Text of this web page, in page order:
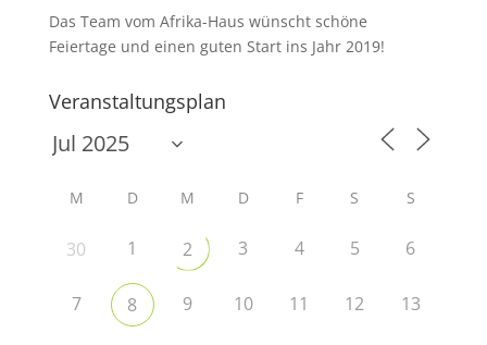
Das Team vom Afrika-Haus wünscht schöne
Feiertage und einen guten Start ins Jahr 2019!
Veranstaltungsplan
M D M D F S S
30 1 2 3 4 5 6
7 8 9 10 11 12 13